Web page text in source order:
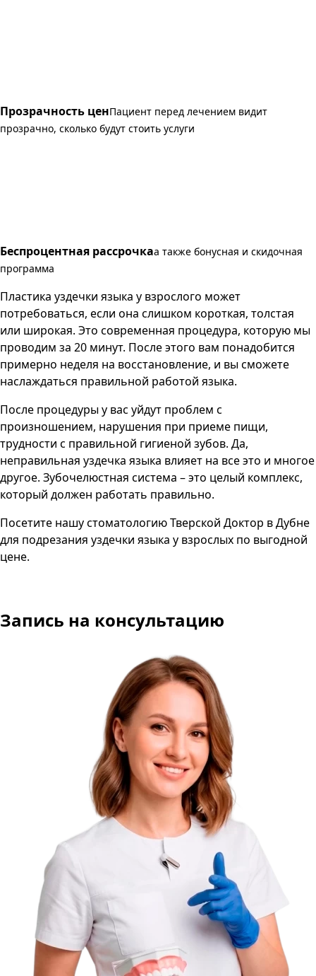
Прозрачность ценПациент перед лечением видит
прозрачно, сколько будут стоить услуги
Беспроцентная рассрочкаа также бонусная и скидочная
программа
Пластика уздечки языка у взрослого может
потребоваться, если она слишком короткая, толстая
или широкая. Это современная процедура, которую мы
проводим за 20 минут. После этого вам понадобится
примерно неделя на восстановление, и вы сможете
наслаждаться правильной работой языка.
После процедуры у вас уйдут проблем с
произношением, нарушения при приеме пищи,
трудности с правильной гигиеной зубов. Да,
неправильная уздечка языка влияет на все это и многое
другое. Зубочелюстная система – это целый комплекс,
который должен работать правильно.
Посетите нашу стоматологиюТверской Доктор вДубне
для подрезания уздечки языка у взрослых по выгодной
цене.
Запись на консультацию